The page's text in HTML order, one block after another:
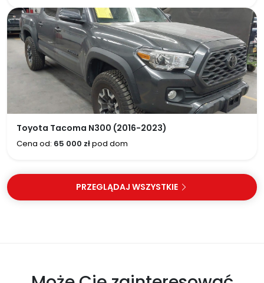
Toyota Tacoma N300 (2016-2023)
Cena od: 65 000 złpod dom
PRZEGLĄDAJ WSZYSTKIE